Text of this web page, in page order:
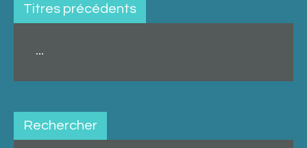
Titres précédents
...
Rechercher